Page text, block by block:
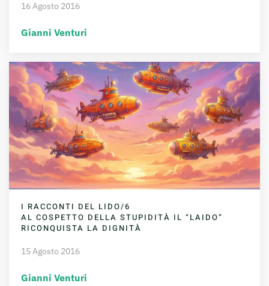
16 Agosto 2016
Gianni Venturi
I RACCONTI DEL LIDO/6
AL COSPETTO DELLA STUPIDITÀ IL “LAIDO”
RICONQUISTA LA DIGNITÀ
15 Agosto 2016
Gianni Venturi